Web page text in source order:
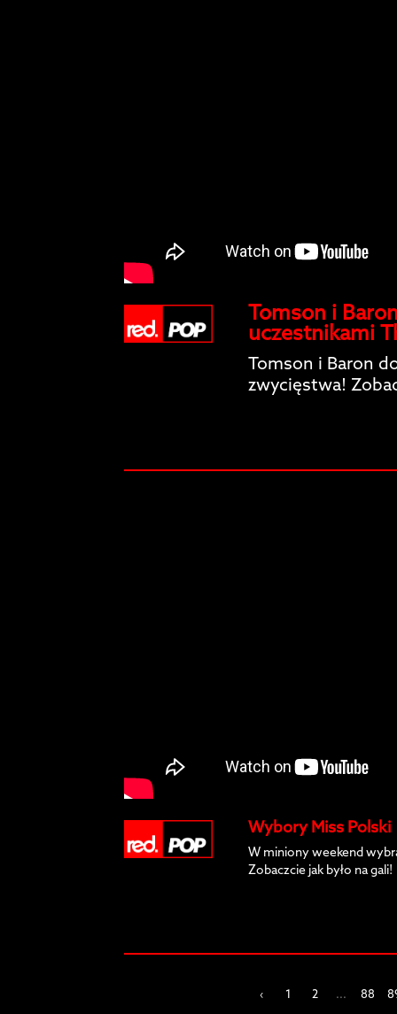
Tomson i
uczestnikami
Tomson i Baron
zwycięstwa!
Wybory Miss Polski
W miniony weekend
Zobaczcie jak było na gali!
‹ 1 2 ... 88